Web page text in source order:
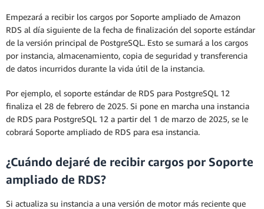
Empezará a recibir los cargos por Soporte ampliado de Amazon
RDS al día siguiente de la fecha de finalización del soporte estándar
de la versión principal de PostgreSQL. Esto se sumará a los cargos
por instancia, almacenamiento, copia de seguridad y transferencia
de datos incurridos durante la vida útil de la instancia.
Por ejemplo, el soporte estándar de RDS para PostgreSQL 12
finaliza el 28 de febrero de 2025. Si pone en marcha una instancia
de RDS para PostgreSQL 12 a partir del 1 de marzo de 2025, se le
cobrará Soporte ampliado de RDS para esa instancia.
¿Cuándo dejaré de recibir cargos por Soporte
ampliado de RDS?
Si actualiza su instancia a una versión de motor más reciente que